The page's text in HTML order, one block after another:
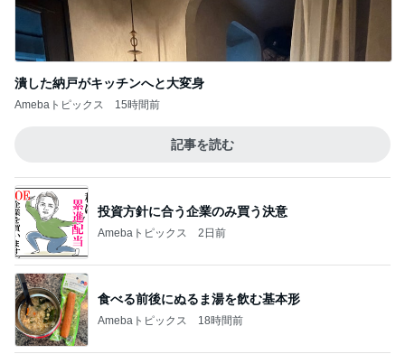
コーヒー牛乳で作ったシャーベット
Amebaトピックス
記事を読む